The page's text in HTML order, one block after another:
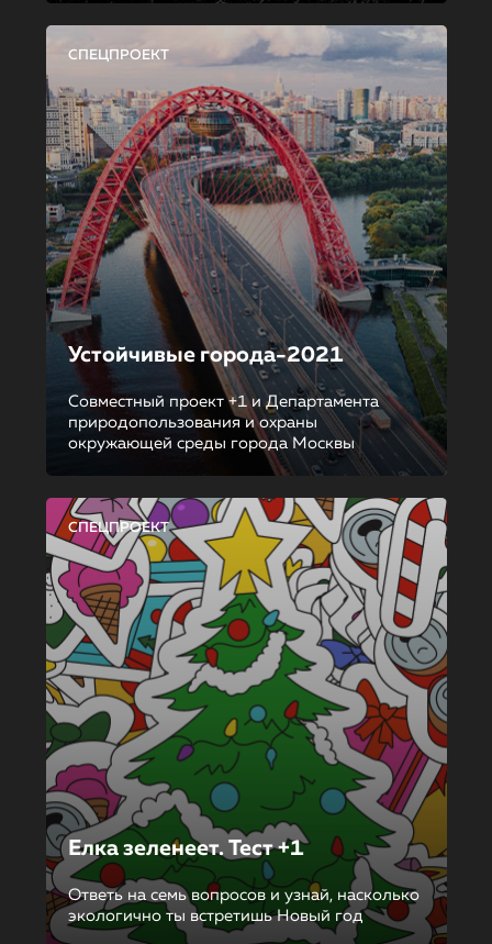
СПЕЦПРОЕКТ
Устойчивые города-2021
Совместный проект +1 и Департамента
природопользования и охраны
окружающей среды города Москвы
СПЕЦПРОЕКТ
Елка зеленеет. Тест +1
Ответь на семь вопросов и узнай, насколько
экологично ты встретишь Новый год